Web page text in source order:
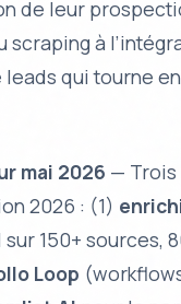
de leur
scraping à
qui tourne
mai 2026 — Trois
2026 : (1)
150+ sources,
Loop